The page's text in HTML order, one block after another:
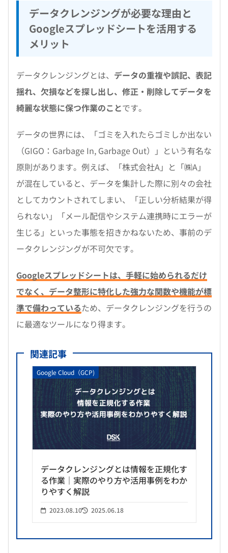
データクレンジングが必要な理由と
Googleスプレッドシートを活用する
メリット
データクレンジングとは、 データの重複や誤記、表記
揺れ、欠損などを探し出し、修正・削除してデータを
綺麗な状態に保つ作業のことです。
データの世界には、「ゴミを入れたらゴミしか出ない
（GIGO：Garbage In, Garbage Out）」という有名な
原則があります。例えば、「株式会社A」と「㈱A」
が混在していると、データを集計した際に別々の会社
としてカウントされてしまい、「正しい分析結果が得
られない」「メール配信やシステム連携時にエラーが
生じる」といった事態を招きかねないため、事前のデ
ータクレンジングが不可欠です。
Googleスプレッドシートは、手軽に始められるだけ
でなく、データ整形に特化した強力な関数や機能が標
準で備わっているため、データクレンジングを行うの
に最適なツールになり得ます。
関連記事
Google Cloud（GCP)
データクレンジングとは情報を正規化す
る作業｜実際のやり方や活用事例をわか
りやすく解説
2023.08.10 2025.06.18